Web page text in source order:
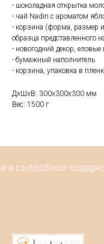
- шоколадная открытка
- чай Nadin c ароматом
- корзина (форма, размер и
образца представленного
- новогодний декор, еловые
- бумажный наполнитель
- корзина, упаковка в
ДxШxВ: 300x300x300 мм
Вес: 1500 г
съедобных